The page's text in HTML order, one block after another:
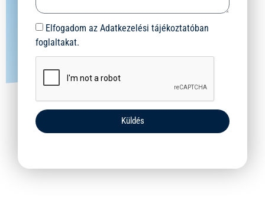
Elfogadom az Adatkezelési tájékoztatóban
foglaltakat.
Küldés